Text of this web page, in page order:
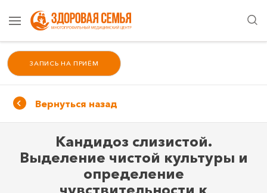
ЗАПИСЬ НА ПРИЁМ
Вернуться назад
Кандидоз слизистой.
Выделение чистой культуры и
определение